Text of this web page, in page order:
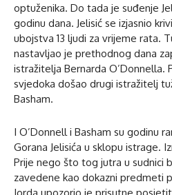
optuženika. Do tada je suđenje
godinu dana. Jelisić se izjasnio
ubojstva 13 ljudi za vrijeme rata.
nastavljao je prethodnog dana
istražitelja Bernarda O’Donnella.
svjedoka došao drugi istražitelj
Basham.
I O’Donnell i Basham su godinu
Gorana Jelisića u sklopu istrage.
Prije nego što tog jutra u sudnici
zavedene kao dokazni predmeti